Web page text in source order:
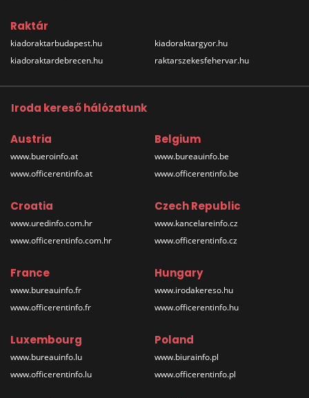
Raktár
kiadoraktarbudapest.hu
kiadoraktardebrecen.hu
kiadoraktargyor.hu
raktarszekesfehervar.hu
Iroda kereső hálózatunk
Austria
www.bueroinfo.at
www.officerentinfo.at
Belgium
www.bureauinfo.be
www.officerentinfo.be
Croatia
www.uredinfo.com.hr
www.officerentinfo.com.hr
Czech Republic
www.kancelareinfo.cz
www.officerentinfo.cz
France
www.bureauinfo.fr
www.officerentinfo.fr
Hungary
www.irodakereso.hu
www.officerentinfo.hu
Luxembourg
www.bureauinfo.lu
www.officerentinfo.lu
Poland
www.biurainfo.pl
www.officerentinfo.pl